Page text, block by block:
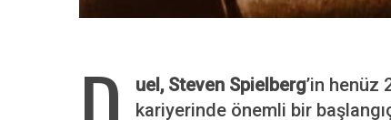
uel, Steven Spielberg’in henüz
kariyerinde önemli bir